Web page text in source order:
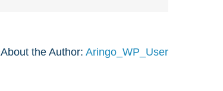
About the Author: Aringo_WP_User